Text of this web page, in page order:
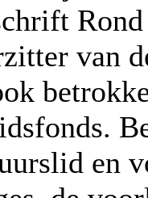
Rond
van
en